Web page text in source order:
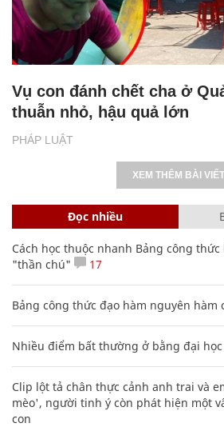
PHÁP LUẬT
Vụ con đánh chết cha ở
thuẫn nhỏ, hậu quả lớn
XEM THÊM BÀI VIẾT
Đọc nhiều
Cách học thuộc nhanh Bảng công
"thần chú"
17
Bảng công thức đạo hàm nguyên hàm
Nhiều điểm bất thường ở bằng đại học
Clip lột tả chân thực cảnh anh trai và
mèo', người tinh ý còn phát hiện một
con